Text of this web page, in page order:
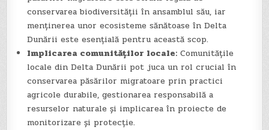
conservarea biodiversității în ansamblul său, iar
menținerea unor ecosisteme sănătoase în Delta
Dunării este esențială pentru această scop.
Implicarea comunităților locale: Comunitățile
locale din Delta Dunării pot juca un rol crucial în
conservarea păsărilor migratoare prin practici
agricole durabile, gestionarea responsabilă a
resurselor naturale și implicarea în proiecte de
monitorizare și protecție.